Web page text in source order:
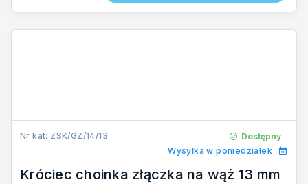
Nr kat: ZSK/GZ/14/13
Dostępny
Wysyłka w poniedziałek
Króciec choinka złączka na wąż 13 mm